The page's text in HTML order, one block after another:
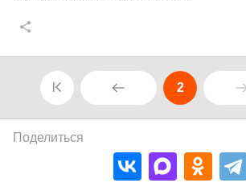
2
Поделиться